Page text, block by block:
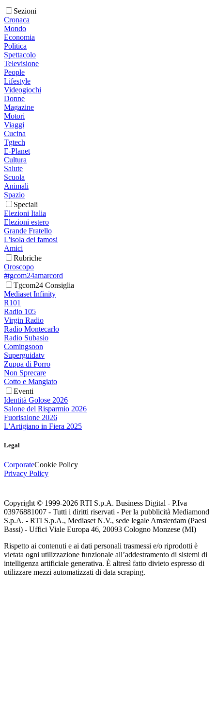
Sezioni
Cronaca
Mondo
Economia
Politica
Spettacolo
Televisione
People
Lifestyle
Videogiochi
Donne
Magazine
Motori
Viaggi
Cucina
Tgtech
E-Planet
Cultura
Salute
Scuola
Animali
Spazio
Speciali
Elezioni Italia
Elezioni estero
Grande Fratello
L'isola dei famosi
Amici
Rubriche
Oroscopo
#tgcom24amarcord
Tgcom24 Consiglia
Mediaset Infinity
R101
Radio 105
Virgin Radio
Radio Montecarlo
Radio Subasio
Comingsoon
Superguidatv
Zuppa di Porro
Non Sprecare
Cotto e Mangiato
Eventi
Identità Golose 2026
Salone del Risparmio 2026
Fuorisalone 2026
L'Artigiano in Fiera 2025
Legal
CorporateCookie Policy
Privacy Policy
Copyright © 1999-2026 RTI S.p.A. Business Digital - P.Iva
03976881007 - Tutti i diritti riservati - Per la pubblicità Mediamond
S.p.A. - RTI S.p.A., Mediaset N.V., sede legale Amsterdam (Paesi
Bassi) - Uffici Viale Europa 46, 20093 Cologno Monzese (MI)
Rispetto ai contenuti e ai dati personali trasmessi e/o riprodotti è
vietata ogni utilizzazione funzionale all’addestramento di sistemi di
intelligenza artificiale generativa. È altresì fatto divieto espresso di
utilizzare mezzi automatizzati di data scraping.